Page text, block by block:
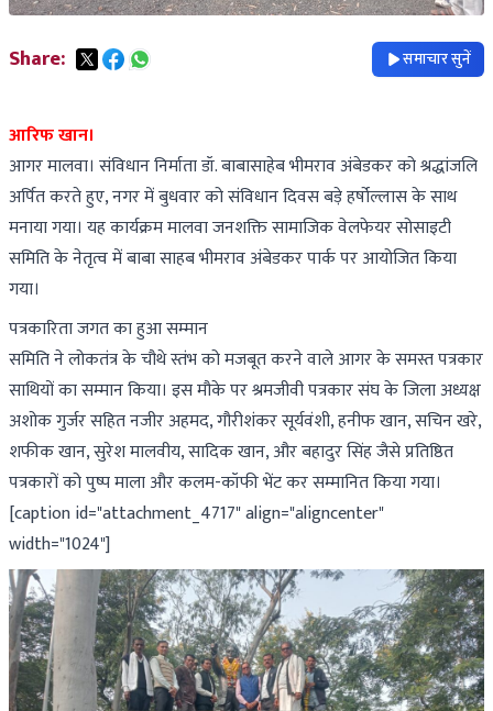
Share: समाचार सुनें
आरिफ खान।
आगर मालवा। संविधान निर्माता डॉ. बाबासाहेब भीमराव अंबेडकर को श्रद्धांजलि
अर्पित करते हुए, नगर में बुधवार को संविधान दिवस बड़े हर्षोल्लास के साथ
मनाया गया। यह कार्यक्रम मालवा जनशक्ति सामाजिक वेलफेयर सोसाइटी
समिति के नेतृत्व में बाबा साहब भीमराव अंबेडकर पार्क पर आयोजित किया
गया।
पत्रकारिता जगत का हुआ सम्मान
समिति ने लोकतंत्र के चौथे स्तंभ को मजबूत करने वाले आगर के समस्त पत्रकार
साथियों का सम्मान किया। इस मौके पर श्रमजीवी पत्रकार संघ के जिला अध्यक्ष
अशोक गुर्जर सहित नजीर अहमद, गौरीशंकर सूर्यवंशी, हनीफ खान, सचिन खरे,
शफीक खान, सुरेश मालवीय, सादिक खान, और बहादुर सिंह जैसे प्रतिष्ठित
पत्रकारों को पुष्प माला और कलम-कॉफी भेंट कर सम्मानित किया गया।
[caption id="attachment_4717" align="aligncenter"
width="1024"]